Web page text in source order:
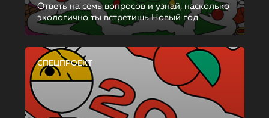
Ответь на семь вопросов и узнай, насколько
экологично ты встретишь Новый год
СПЕЦПРОЕКТ